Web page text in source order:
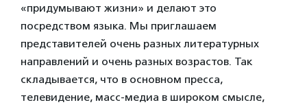
«придумывают жизни» и делают это
посредством языка. Мы приглашаем
представителей очень разных литературных
направлений и очень разных возрастов. Так
складывается, что в основном пресса,
телевидение, масс-медиа в широком смысле,